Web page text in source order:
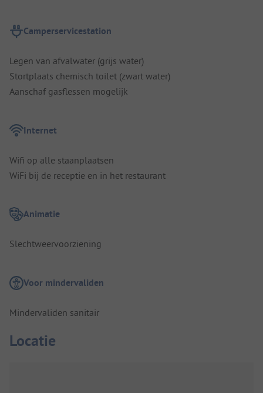
Camperservicestation
Legen van afvalwater (grijs water)
Stortplaats chemisch toilet (zwart water)
Aanschaf gasflessen mogelijk
Internet
Wifi op alle staanplaatsen
WiFi bij de receptie en in het restaurant
Animatie
Slechtweervoorziening
Voor mindervaliden
Mindervaliden sanitair
Locatie